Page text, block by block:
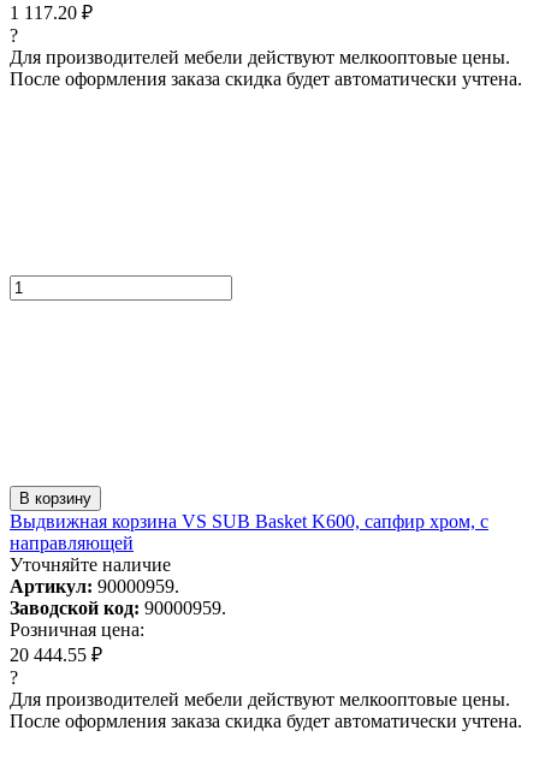
1 117.20 ₽
?
Для производителей мебели действуют мелкооптовые цены.
После оформления заказа скидка будет автоматически учтена.
В корзину
Выдвижная корзина VS SUB Basket K600, сапфир хром, с
направляющей
Уточняйте наличие
Артикул: 90000959.
Заводской код: 90000959.
Розничная цена:
20 444.55 ₽
?
Для производителей мебели действуют мелкооптовые цены.
После оформления заказа скидка будет автоматически учтена.